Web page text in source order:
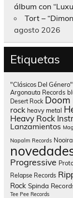
álbum con
Tort –
agosto 2026
Etiquetas
"Clásicos Del Género"
Argonauta Records
Desert Rock Doom
rock heavy metal
Heavy Rock
Lanzamientos
Napalm Records
Progressive
Relapse Records
Rock Spinda
Tee Pee Records